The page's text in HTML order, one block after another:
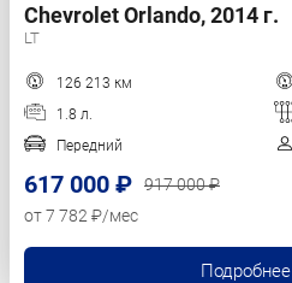
Chevrolet Orlando, 2014 г.
LT
126 213 км
1.8 л.
Передний
617 000 ₽
917 000 ₽
от 7 782 ₽/мес
Подробнее